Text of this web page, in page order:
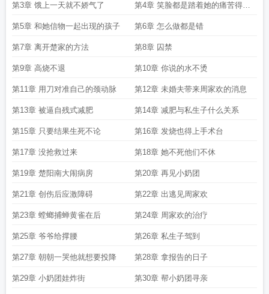
第3章 饿上一天就不娇气了 第4章 笑脸都是踏着她的痛苦得来
的
第5章 和她信物一起出现的孩子 第6章 怎么做都是错
第7章 离开楚家的方法 第8章 囚禁
第9章 高烧不退 第10章 你说的水不烫
第11章 用刀对准自己的颈动脉 第12章 未婚夫带来周家欢的消息
第13章 被逼自残式减肥 第14章 减肥与私生子什么关系
第15章 只要结果生死不论 第16章 发烧也得上手术台
第17章 没抢救过来 第18章 她不死他们不休
第19章 楚阳南大闹病房 第20章 再见小奶团
第21章 创伤后应激障碍 第22章 出逃见周家欢
第23章 螳螂捕蝉黄雀在后 第24章 周家欢的治疗
第25章 爷爷给撑腰 第26章 私生子驾到
第27章 朝朝一哭他就想要投降 第28章 拿报告的日子
第29章 小奶团娃炸街 第30章 帮小奶团寻亲